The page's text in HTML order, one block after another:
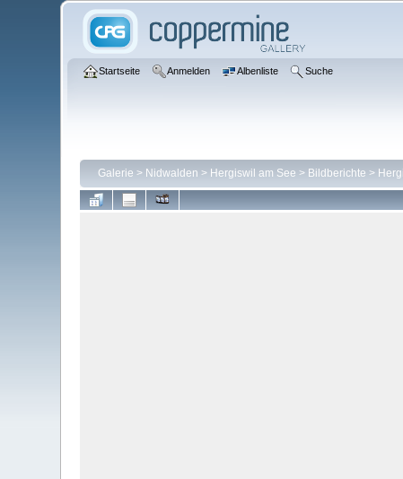
Startseite Anmelden Albenliste Suche
Galerie > Nidwalden > Hergiswil am See > Bildberichte >